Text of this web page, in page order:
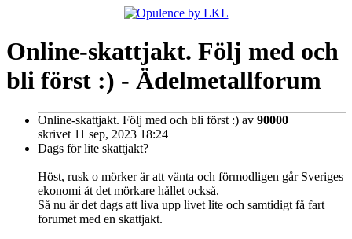
Online-skattjakt. Följ med och
bli först :) - Ädelmetallforum
Online-skattjakt. Följ med och bli först :) av 90000
skrivet 11 sep, 2023 18:24
Dags för lite skattjakt?
Höst, rusk o mörker är att vänta och förmodligen går Sveriges
ekonomi åt det mörkare hållet också.
Så nu är det dags att liva upp livet lite och samtidigt få fart
forumet med en skattjakt.